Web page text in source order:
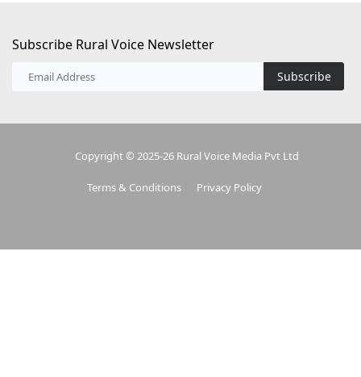
Subscribe Rural Voice Newsletter
Subscribe
Copyright © 2025-26 Rural Voice Media Pvt Ltd
Terms & Conditions Privacy Policy